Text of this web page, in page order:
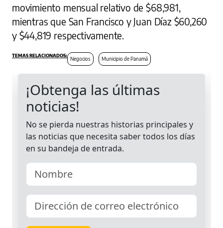
movimiento mensual relativo de $68,981,
mientras que San Francisco y Juan Díaz $60,260
y $44,819 respectivamente.
Negocios Municipio de Panamá